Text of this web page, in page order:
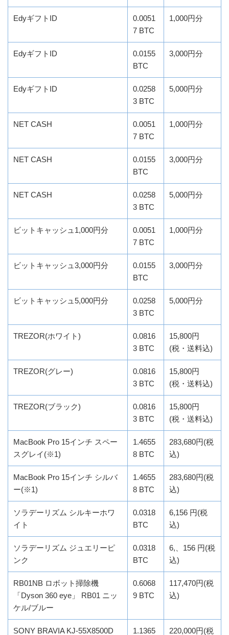
EdyギフトID
0.0051
7 BTC
1,000円分
EdyギフトID
0.0155
BTC
3,000円分
EdyギフトID
0.0258
3 BTC
5,000円分
NET CASH
0.0051
7 BTC
1,000円分
NET CASH
0.0155
BTC
3,000円分
NET CASH
0.0258
3 BTC
5,000円分
ビットキャッシュ1,000円分
0.0051
7 BTC
1,000円分
ビットキャッシュ3,000円分
0.0155
BTC
3,000円分
ビットキャッシュ5,000円分
0.0258
3 BTC
5,000円分
TREZOR(ホワイト)
0.0816
3 BTC
15,800円
(税・送料込)
TREZOR(グレー)
0.0816
3 BTC
15,800円
(税・送料込)
TREZOR(ブラック)
0.0816
3 BTC
15,800円
(税・送料込)
MacBook Pro 15インチ スペー
スグレイ(※1)
1.4655
8 BTC
283,680円(税
込)
MacBook Pro 15インチ シルバ
ー(※1)
1.4655
8 BTC
283,680円(税
込)
ソラデーリズム シルキーホワ
イト
0.0318
BTC
6,156 円(税
込)
ソラデーリズム ジュエリーピ
ンク
0.0318
BTC
6,、156 円(税
込)
RB01NB ロボット掃除機
「Dyson 360 eye」 RB01 ニッ
ケル/ブルー
0.6068
9 BTC
117,470円(税
込)
SONY BRAVIA KJ-55X8500D 1.1365 220,000円(税